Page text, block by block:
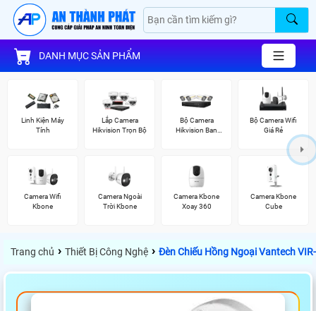
DANH MỤC SẢN PHẨM
Linh Kiện Máy
Tính
Lắp Camera
Hikvision Trọn Bộ
Bộ Camera
Hikvision Ban
Bộ Camera Wifi
Giá Rẻ
Camera Wifi
Kbone
Camera Ngoài
Trời Kbone
Camera Kbone
Xoay 360
Camera Kbone
Cube
Trang chủ › Thiết Bị Công Nghệ › Đèn Chiếu Hồng Ngoại Vantech